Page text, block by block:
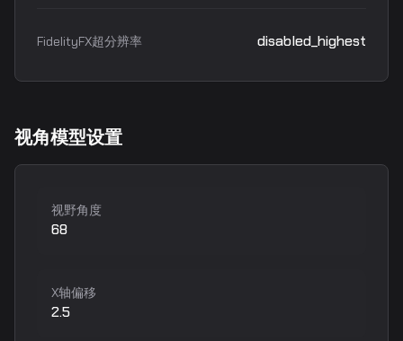
FidelityFX超分辨率 disabled_highest
视角模型设置
视野角度
68
X轴偏移
2.5